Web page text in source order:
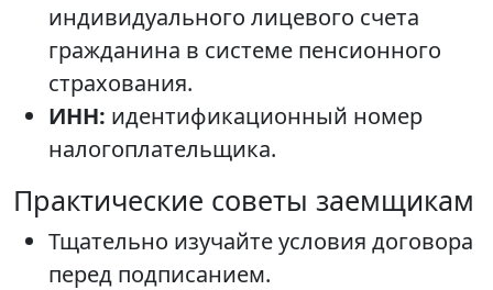
индивидуального лицевого счета
гражданина в системе пенсионного
страхования.
ИНН: идентификационный номер
налогоплательщика.
Практические советы заемщикам
Тщательно изучайте условия договора
перед подписанием.